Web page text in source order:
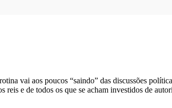
vai aos poucos “saindo” das discussões
reis e de todos os que se acham investidos de